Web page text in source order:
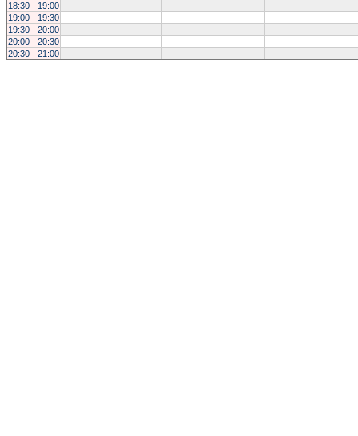
18:30 - 19:00
19:00 - 19:30
19:30 - 20:00
20:00 - 20:30
20:30 - 21:00